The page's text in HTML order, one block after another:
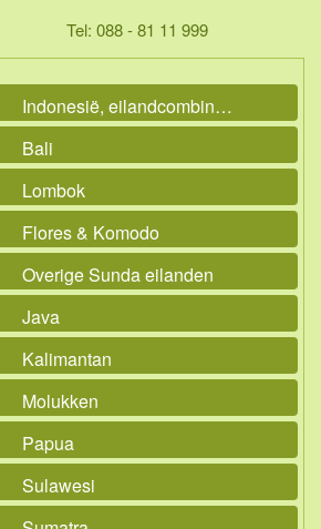
Tel: 088 - 81 11 999
Indonesië, eilandcombinaties
Bali
Lombok
Flores & Komodo
Overige Sunda eilanden
Java
Kalimantan
Molukken
Papua
Sulawesi